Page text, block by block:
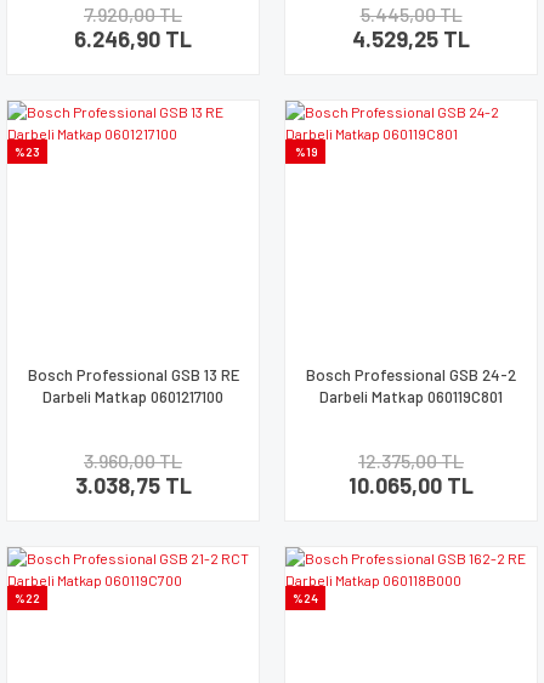
7.920,00 TL
6.246,90 TL
5.445,00 TL
4.529,25 TL
%23
Bosch Professional GSB 13 RE
Darbeli Matkap 0601217100
3.960,00 TL
3.038,75 TL
%19
Bosch Professional GSB 24-2
Darbeli Matkap 060119C801
12.375,00 TL
10.065,00 TL
%22 %24